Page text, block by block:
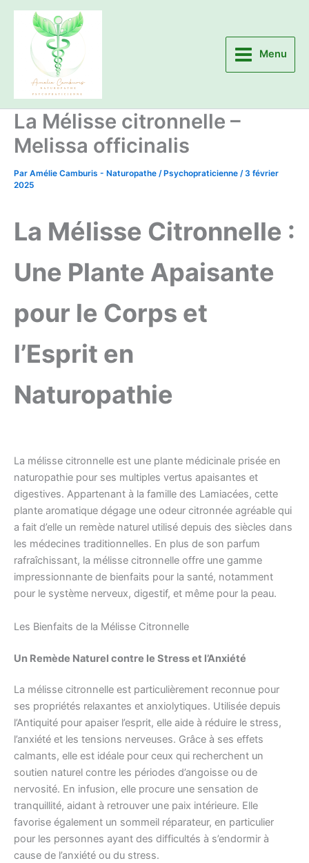
Aller
contenu
Menu
La Mélisse citronnelle –
Melissa officinalis
Par Amélie Camburis - Naturopathe / Psychopraticienne /3 février
2025
La Mélisse Citronnelle :
Une Plante Apaisante
pour le Corps et
l’Esprit en
Naturopathie
La mélisse citronnelle est une plante médicinale prisée en
naturopathie pour ses multiples vertus apaisantes et
digestives. Appartenant à la famille des Lamiacées, cette
plante aromatique dégage une odeur citronnée agréable qui
a fait d’elle un remède naturel utilisé depuis des siècles dans
les médecines traditionnelles. En plus de son parfum
rafraîchissant, la mélisse citronnelle offre une gamme
impressionnante de bienfaits pour la santé, notamment
pour le système nerveux, digestif, et même pour la peau.
Les Bienfaits de la Mélisse Citronnelle
Un Remède Naturel contre le Stress et l’Anxiété
La mélisse citronnelle est particulièrement reconnue pour
ses propriétés relaxantes et anxiolytiques. Utilisée depuis
l’Antiquité pour apaiser l’esprit, elle aide à réduire le stress,
l’anxiété et les tensions nerveuses. Grâce à ses effets
calmants, elle est idéale pour ceux qui recherchent un
soutien naturel contre les périodes d’angoisse ou de
nervosité. En infusion, elle procure une sensation de
tranquillité, aidant à retrouver une paix intérieure. Elle
favorise également un sommeil réparateur, en particulier
pour les personnes ayant des difficultés à s’endormir à
cause de l’anxiété ou du stress.